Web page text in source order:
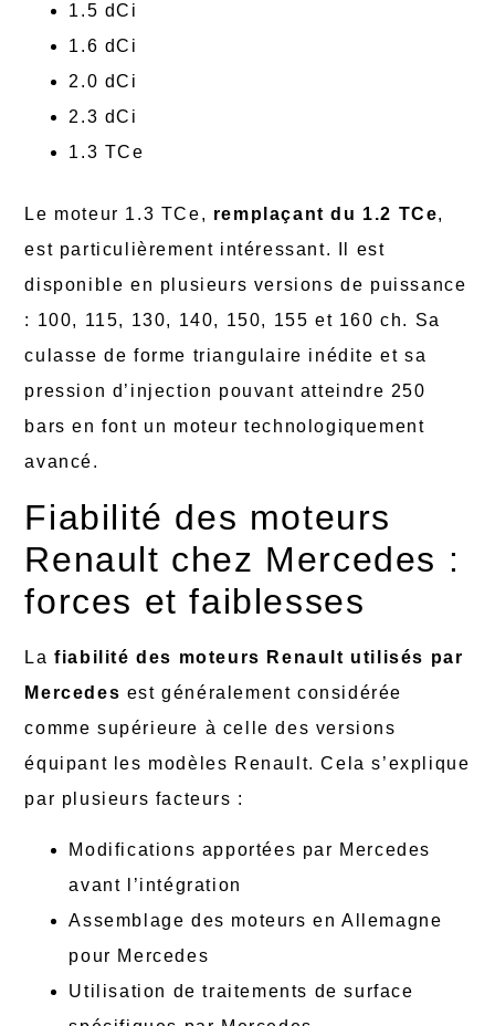
1.5 dCi
1.6 dCi
2.0 dCi
2.3 dCi
1.3 TCe
Le moteur 1.3 TCe, remplaçant du 1.2 TCe,
est particulièrement intéressant. Il est
disponible en plusieurs versions de puissance
: 100, 115, 130, 140, 150, 155 et 160 ch. Sa
culasse de forme triangulaire inédite et sa
pression d’injection pouvant atteindre 250
bars en font un moteur technologiquement
avancé.
Fiabilité des moteurs
Renault chez Mercedes :
forces et faiblesses
Lafiabilité des moteurs Renault utilisés par
Mercedes est généralement considérée
comme supérieure à celle des versions
équipant les modèles Renault. Cela s’explique
par plusieurs facteurs :
Modifications apportées par Mercedes
avant l’intégration
Assemblage des moteurs en Allemagne
pour Mercedes
Utilisation de traitements de surface